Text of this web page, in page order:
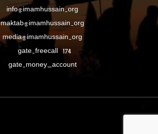
info@imamhussain.org
maktab@imamhussain.org
media@imamhussain.org
gate.freecall 174
gate.money_account